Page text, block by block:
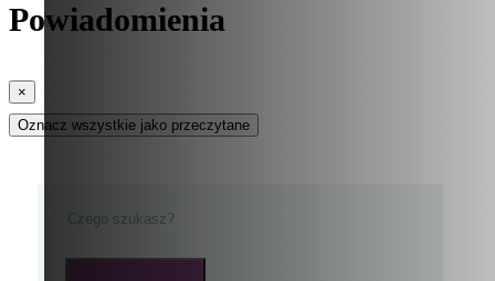
Powiadomienia
×
Oznacz wszystkie jako przeczytane